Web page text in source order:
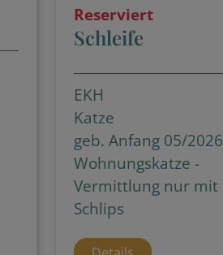
Reserviert
Schleife
EKH
Katze
geb. Anfang 05/2026
Wohnungskatze -
Vermittlung nur mit
Schlips